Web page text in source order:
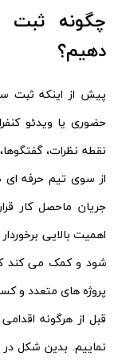
چگونه ثبت
دهیم؟
پیش از اینکه ثبت
حضوری یا ویدئو
نقطه نظرات،
از سوی تیم حرفه ای
جریان ماحصل کار
اهمیت بالایی
شود و کمک می کند
پروژه های متعدد و
قبل از هرگونه
نماییم. بدین شکل